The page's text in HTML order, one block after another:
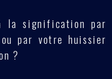
la signification par
ou par votre huissier
?